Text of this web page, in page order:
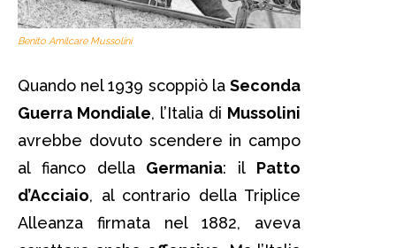
Benito Amilcare Mussolini
Quando nel 1939 scoppiò la Seconda
Guerra Mondiale, l’Italia di Mussolini
avrebbe dovuto scendere in campo
al fianco della Germania: il Patto
d’Acciaio, al contrario della Triplice
Alleanza firmata nel 1882, aveva